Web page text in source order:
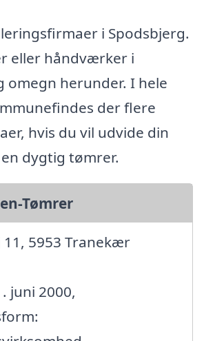
i Spodsbjerg.
eller håndværker i
omegn herunder. I hele
der flere
hvis du vil udvide din
dygtig tømrer.
Tømrer
11, 5953 Tranekær
juni 2000,